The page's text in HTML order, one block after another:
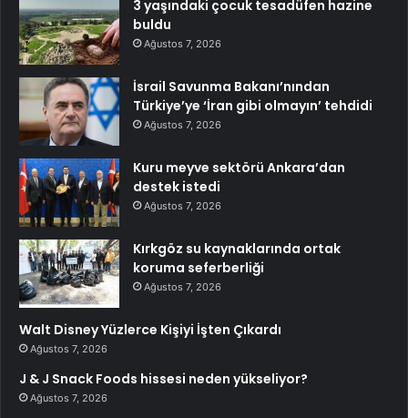
3 yaşındaki çocuk tesadüfen hazine
buldu
Ağustos 7, 2026
İsrail Savunma Bakanı’nından
Türkiye’ye ‘İran gibi olmayın’ tehdidi
Ağustos 7, 2026
Kuru meyve sektörü Ankara’dan
destek istedi
Ağustos 7, 2026
Kırkgöz su kaynaklarında ortak
koruma seferberliği
Ağustos 7, 2026
Walt Disney Yüzlerce Kişiyi İşten Çıkardı
Ağustos 7, 2026
J & J Snack Foods hissesi neden yükseliyor?
Ağustos 7, 2026